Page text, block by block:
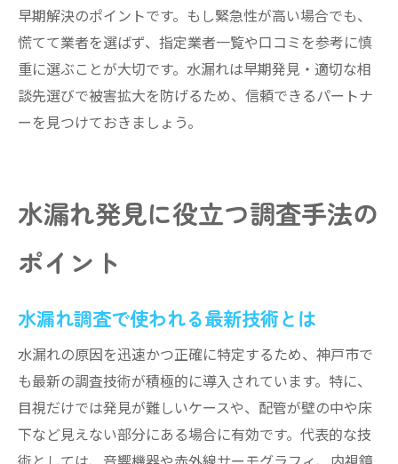
早期解決のポイントです。もし緊急性が高い場合でも、
慌てて業者を選ばず、指定業者一覧や口コミを参考に慎
重に選ぶことが大切です。水漏れは早期発見・適切な相
談先選びで被害拡大を防げるため、信頼できるパートナ
ーを見つけておきましょう。
水漏れ発見に役立つ調査手法の
ポイント
水漏れ調査で使われる最新技術とは
水漏れの原因を迅速かつ正確に特定するため、神戸市で
も最新の調査技術が積極的に導入されています。特に、
目視だけでは発見が難しいケースや、配管が壁の中や床
下など見えない部分にある場合に有効です。代表的な技